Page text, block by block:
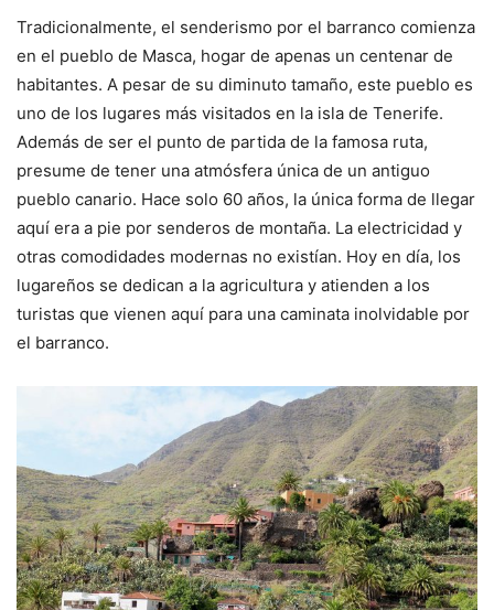
Tradicionalmente, el senderismo por el barranco comienza
en el pueblo de Masca, hogar de apenas un centenar de
habitantes. A pesar de su diminuto tamaño, este pueblo es
uno de los lugares más visitados en la isla de Tenerife.
Además de ser el punto de partida de la famosa ruta,
presume de tener una atmósfera única de un antiguo
pueblo canario. Hace solo 60 años, la única forma de llegar
aquí era a pie por senderos de montaña. La electricidad y
otras comodidades modernas no existían. Hoy en día, los
lugareños se dedican a la agricultura y atienden a los
turistas que vienen aquí para una caminata inolvidable por
el barranco.